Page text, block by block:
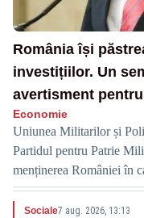
România își
investițiilor. Un
avertisment
Economie
Uniunea Militarilor și
Partidul pentru Patrie
menținerea României în
investițiilor de către
Sociale7 aug. 2026, 13:13